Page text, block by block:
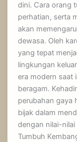
dini. Cara orang
perhatian, serta
akan
dewasa. Oleh
yang tepat
lingkungan
era modern saat
beragam.
perubahan gaya
bijak dalam
dengan nilai-
Tumbuh